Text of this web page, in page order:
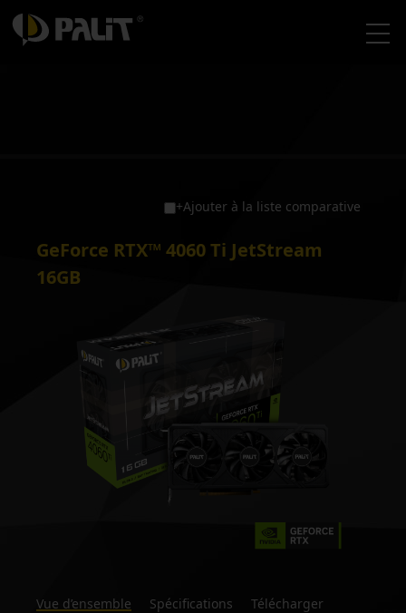
+Ajouter à la liste comparative
GeForce RTX™ 4060 Ti JetStream
16GB
Vue d’ensemble Spécifications
Télécharger